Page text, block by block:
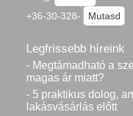
+36-30-328-
Mutasd
Legfrissebb híreink
- Megtámadható a
magas ár miatt?
- 5 praktikus dolog,
lakásvásárlás előtt